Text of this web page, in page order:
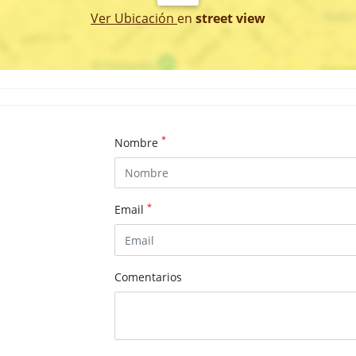
Ver Ubicación en street view
Nombre *
Email *
Comentarios